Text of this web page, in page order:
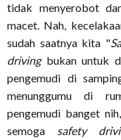
tidak menyerobot
macet. Nah,
sudah saatnya kita "
drivingbukan untuk
pengemudi di
menunggumu di
pengemudi banget
semoga safety